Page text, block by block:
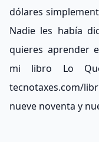
dólares
Nadie les había
quieres aprender
mi libro Lo
tecnotaxes.com/
nueve noventa y